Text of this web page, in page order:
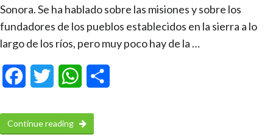
Sonora. Se ha hablado sobre las misiones y sobre los
fundadores de los pueblos establecidos en la sierra a lo
largo de los ríos, pero muy poco hay de la …
FacebookTwitter WhatsApp
Continue reading